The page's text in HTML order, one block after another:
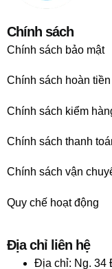
Chính sách
Chính sách bảo mật
Chính sách hoàn tiền
Chính sách kiểm
Chính sách thanh
Chính sách vận
Quy chế hoạt động
Địa chỉ liên hệ
Địa chỉ: Ng. 34